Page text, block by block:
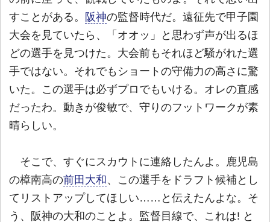
すことがある。
阪神の監督時代だ。遠征先で甲子園
大会を見ていたら、「オオッ」と思わず声が出るほ
どの選手を見つけた。大会前もそれほど騒がれた選
手ではない。それでもショートの守備力の高さに驚
いた。この選手は必ずプロでもいける。オレの直感
だったわ。動きが俊敏で、守りのフットワークが素
晴らしい。
そこで、すぐにスカウトに連絡したんよ。鹿児島
の樟南高の前田大和 、この選手をドラフト候補とし
てリストアップしてほしい……と伝えたんよな。そ
う、阪神の大和のことよ。監督目線で、これは! と